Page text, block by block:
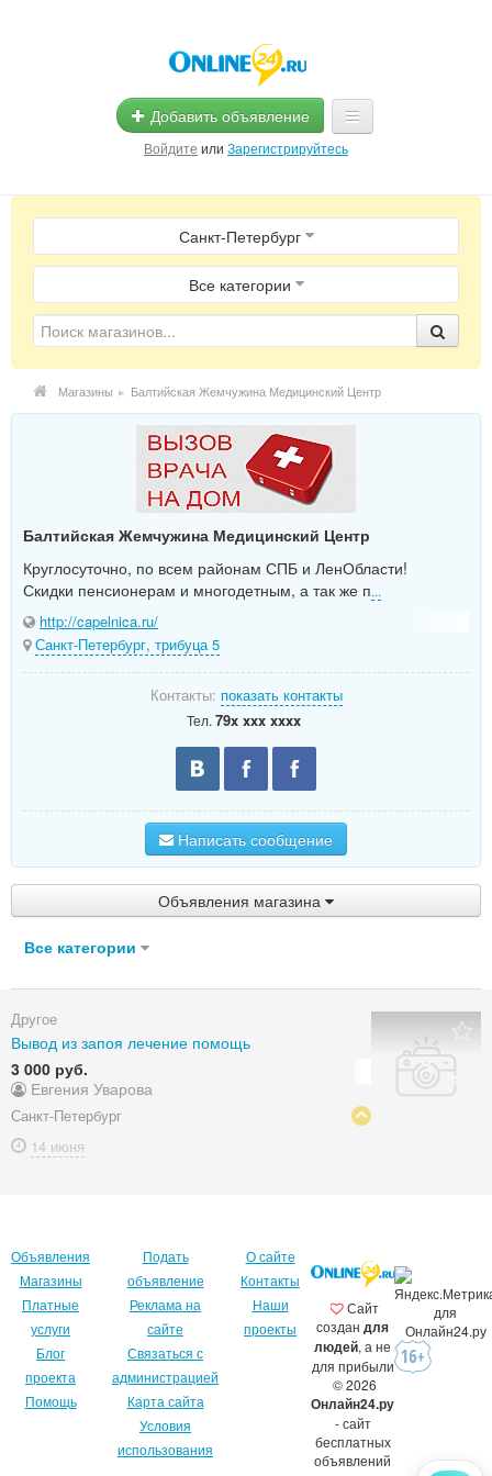
Добавить объявление
Войдите или Зарегистрируйтесь
Главная
Помощь
Услуги
Магазины
Объявления
Санкт-Петербург
Все категории
Магазины ▸ Балтийская Жемчужина Медицинский Центр
Балтийская Жемчужина Медицинский Центр
Круглосуточно, по всем районам СПБ и ЛенОбласти!
Скидки пенсионерам и многодетным, а так же п...
http://capelnica.ru/
Санкт-Петербург, трибуца 5
Контакты: показать контакты
Тел. 79x xxx xxxx
Написать сообщение
Объявления магазина
Все категории
Другое
Вывод из запоя лечение помощь
3 000 руб.
Евгения Уварова
Санкт-Петербург
14 июня
Объявления
Магазины
Платные
услуги
Блог
проекта
Помощь
Подать
объявление
Реклама на
сайте
Связаться с
администрацией
Карта сайта
Условия
использования
О сайте
Контакты
Наши
проекты
Сайт
создан для
людей, а не
для прибыли
© 2026
Онлайн24.ру
- сайт
бесплатных
объявлений